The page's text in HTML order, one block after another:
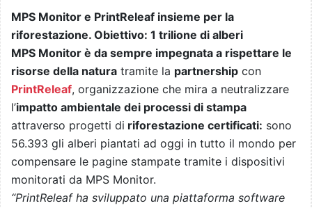
MPS Monitor e PrintReleaf insieme per la
riforestazione. Obiettivo: 1 trilione di alberi
MPS Monitor è da sempre impegnata a rispettare le
risorse della natura tramite la partnership con
PrintReleaf, organizzazione che mira a neutralizzare
l’impatto ambientale dei processi di stampa
attraverso progetti di riforestazione certificati: sono
56.393 gli alberi piantati ad oggi in tutto il mondo per
compensare le pagine stampate tramite i dispositivi
monitorati da MPS Monitor.
“PrintReleaf ha sviluppato una piattaforma software